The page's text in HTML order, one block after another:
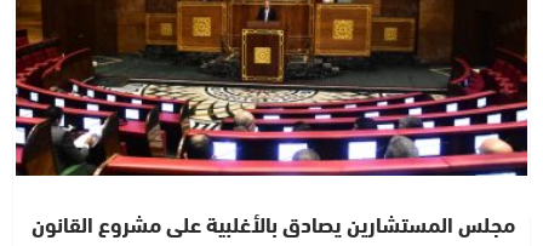
مجلس المستشارين يصادق بالأغلبية على مشروع القانون